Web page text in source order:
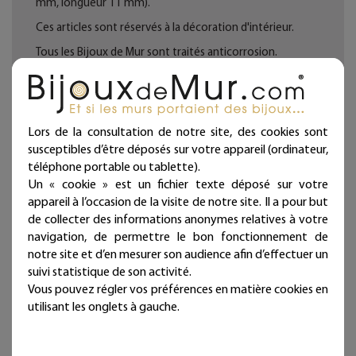
Ces articles sont réservés à la décoration d'intérieur.
Tous les Bijoux de Mur sont traités anticorrosion.
Les commandes sont expédiées sous deux jours ouvrés.
Mieux qu'un sticker ou un autocollant, nos décorations
murales en fil de fer donneront du relief à vos murs et
sont intemporelles et repositionnables à l'infini !
Bijoux de mur, et si les murs portaient des bijoux...
Fiche technique
Caractéristique
Type de bijoux Forme
Lors de la consultation de notre site, des cookies sont
susceptibles d’être déposés sur votre appareil (ordinateur,
téléphone portable ou tablette).
Un « cookie » est un fichier texte déposé sur votre
appareil à l’occasion de la visite de notre site. Il a pour but
de collecter des informations anonymes relatives à votre
navigation, de permettre le bon fonctionnement de
notre site et d’en mesurer son audience afin d’effectuer un
suivi statistique de son activité.
Vous pouvez régler vos préférences en matière cookies en
utilisant les onglets à gauche.